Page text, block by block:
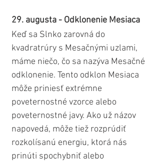
29. augusta - Odklonenie Mesiaca
Keď sa Slnko zarovná do
kvadratrúry s Mesačnými uzlami,
máme niečo, čo sa nazýva Mesačné
odklonenie. Tento odklon Mesiaca
môže priniesť extrémne
poveternostné vzorce alebo
poveternostné javy. Ako už názov
napovedá, môže tiež rozprúdiť
rozkolísanú energiu, ktorá nás
prinúti spochybniť alebo